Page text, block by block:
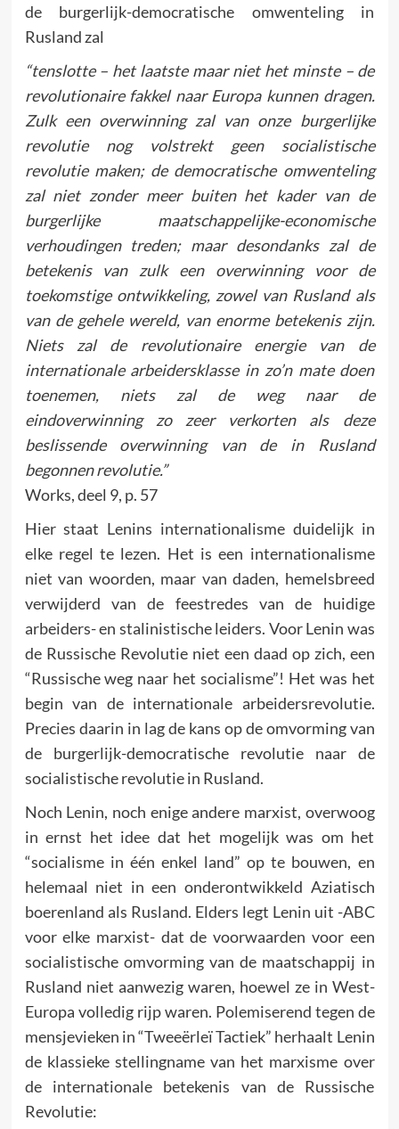
de burgerlijk-democratische omwenteling in
Rusland zal
“tenslotte – het laatste maar niet het minste – de
revolutionaire fakkel naar Europa kunnen dragen.
Zulk een overwinning zal van onze burgerlijke
revolutie nog volstrekt geen socialistische
revolutie maken; de democratische omwenteling
zal niet zonder meer buiten het kader van de
burgerlijke maatschappelijke-economische
verhoudingen treden; maar desondanks zal de
betekenis van zulk een overwinning voor de
toekomstige ontwikkeling, zowel van Rusland als
van de gehele wereld, van enorme betekenis zijn.
Niets zal de revolutionaire energie van de
internationale arbeidersklasse in zo’n mate doen
toenemen, niets zal de weg naar de
eindoverwinning zo zeer verkorten als deze
beslissende overwinning van de in Rusland
begonnen revolutie.”
Works, deel 9, p. 57
Hier staat Lenins internationalisme duidelijk in
elke regel te lezen. Het is een internationalisme
niet van woorden, maar van daden, hemelsbreed
verwijderd van de feestredes van de huidige
arbeiders- en stalinistische leiders. Voor Lenin was
de Russische Revolutie niet een daad op zich, een
“Russische weg naar het socialisme”! Het was het
begin van de internationale arbeidersrevolutie.
Precies daarin in lag de kans op de omvorming van
de burgerlijk-democratische revolutie naar de
socialistische revolutie in Rusland.
Noch Lenin, noch enige andere marxist, overwoog
in ernst het idee dat het mogelijk was om het
“socialisme in één enkel land” op te bouwen, en
helemaal niet in een onderontwikkeld Aziatisch
boerenland als Rusland. Elders legt Lenin uit -ABC
voor elke marxist- dat de voorwaarden voor een
socialistische omvorming van de maatschappij in
Rusland niet aanwezig waren, hoewel ze in West-
Europa volledig rijp waren. Polemiserend tegen de
mensjevieken in “Tweeërleï Tactiek” herhaalt Lenin
de klassieke stellingname van het marxisme over
de internationale betekenis van de Russische
Revolutie: